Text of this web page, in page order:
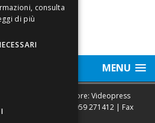
MENU
e annunci Editore: Videopress
6 - Modena | Tel.
059 271412 | Fax
di più